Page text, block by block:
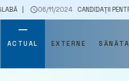
06/11/2024 CANDIDAȚII PENTRU
ACTUAL EXTERNE